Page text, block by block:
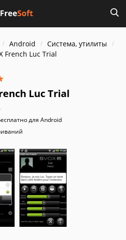
Android
Система, утилиты
French Luc Trial
Luc Trial
для Android